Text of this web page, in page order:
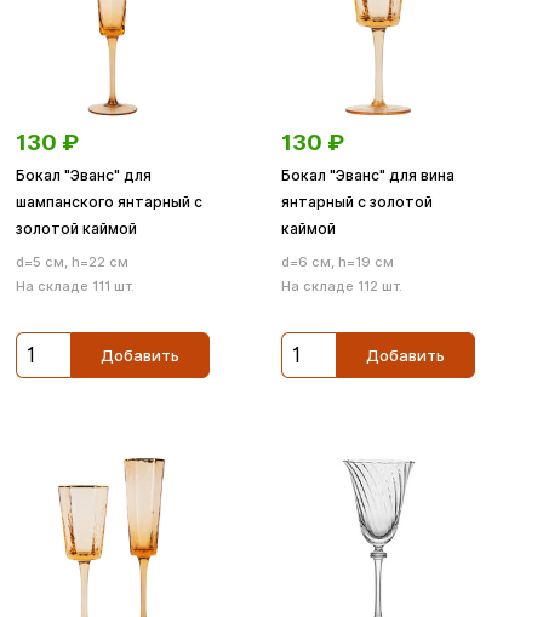
130 ₽
Бокал "Эванс" для
шампанского янтарный с
золотой каймой
d=5 см, h=22 см
На складе 111 шт.
Добавить
130 ₽
Бокал "Эванс" для вина
янтарный с золотой
каймой
d=6 см, h=19 см
На складе 112 шт.
Добавить